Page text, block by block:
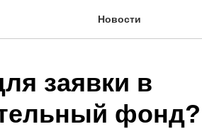
Новости
заявки в
фонд?